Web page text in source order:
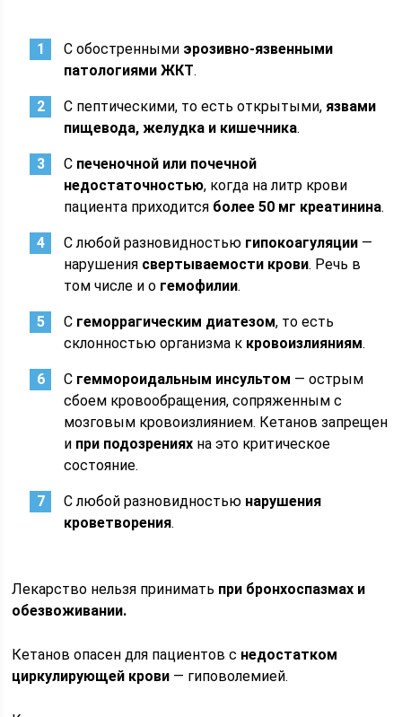
С обостренными эрозивно-язвенными
патологиями ЖКТ.
С пептическими, то есть открытыми, язвами
пищевода, желудка и кишечника.
С печеночной или почечной
недостаточностью, когда на литр крови
пациента приходится более 50 мг креатинина.
С любой разновидностью гипокоагуляции —
нарушения свертываемости крови. Речь в
том числе и о гемофилии.
С геморрагическим диатезом, то есть
склонностью организма к кровоизлияниям.
С геммороидальным инсультом — острым
сбоем кровообращения, сопряженным с
мозговым кровоизлиянием. Кетанов запрещен
и при подозрениях на это критическое
состояние.
С любой разновидностью нарушения
кроветворения.
Лекарство нельзя принимать при бронхоспазмах и
обезвоживании.
Кетанов опасен для пациентов с недостатком
циркулирующей крови — гиповолемией.